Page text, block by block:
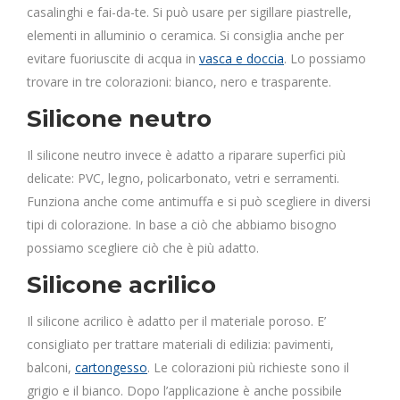
casalinghi e fai-da-te. Si può usare per sigillare piastrelle,
elementi in alluminio o ceramica. Si consiglia anche per
evitare fuoriuscite di acqua in vasca e doccia. Lo possiamo
trovare in tre colorazioni: bianco, nero e trasparente.
Silicone neutro
Il silicone neutro invece è adatto a riparare superfici più
delicate: PVC, legno, policarbonato, vetri e serramenti.
Funziona anche come antimuffa e si può scegliere in diversi
tipi di colorazione. In base a ciò che abbiamo bisogno
possiamo scegliere ciò che è più adatto.
Silicone acrilico
Il silicone acrilico è adatto per il materiale poroso. E’
consigliato per trattare materiali di edilizia: pavimenti,
balconi, cartongesso. Le colorazioni più richieste sono il
grigio e il bianco. Dopo l’applicazione è anche possibile